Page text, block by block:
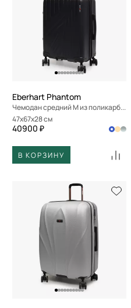
Eberhart Phantom
Чемодан средний M из поликарбоната
47x67x28 см
40900 ₽
В КОРЗИНУ